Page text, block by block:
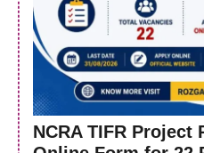
NCRA TIFR Project